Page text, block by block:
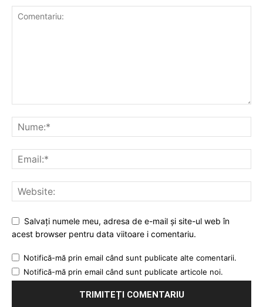
Salvați numele meu, adresa de e-mail și site-ul web în
acest browser pentru data viitoare i comentariu.
Notifică-mă prin email când sunt publicate alte comentarii.
Notifică-mă prin email când sunt publicate articole noi.